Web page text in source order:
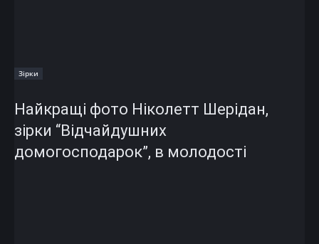
Зірки
Найкращі фото Ніколетт Шерідан,
зірки “Відчайдушних
домогосподарок”, в молодості